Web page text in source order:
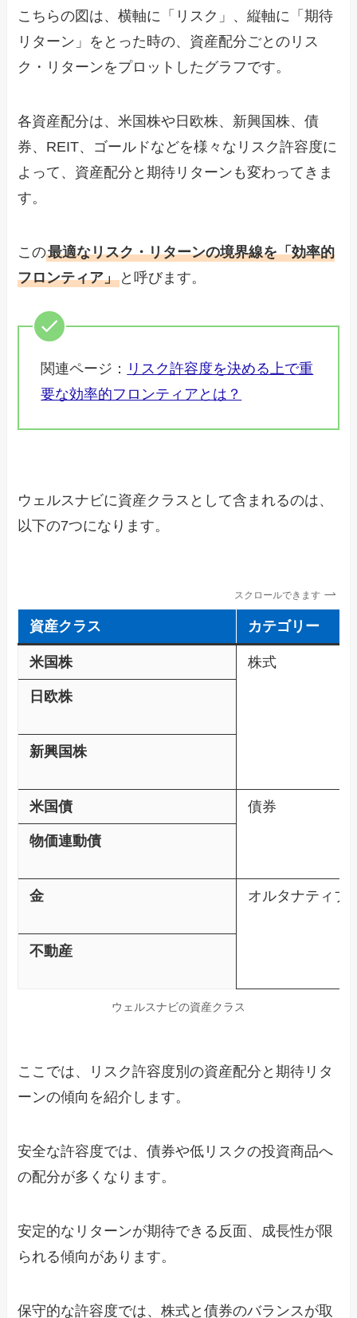
こちらの図は、横軸に「リスク」、縦軸に「期待
リターン」をとった時の、資産配分ごとのリス
ク・リターンをプロットしたグラフです。
各資産配分は、米国株や日欧株、新興国株、債
券、REIT、ゴールドなどを様々なリスク許容度に
よって、資産配分と期待リターンも変わってきま
す。
この最適なリスク・リターンの境界線を「効率的
フロンティア」 と呼びます。
関連ページ： リスク許容度を決める上で重
要な効率的フロンティアとは？
ウェルスナビに資産クラスとして含まれるのは、
以下の7つになります。
スクロールできます
資産クラス カテゴリー
米国株 株式
日欧株
新興国株
米国債 債券
物価連動債
金 オルタナティブ
不動産
ウェルスナビの資産クラス
ここでは、リスク許容度別の資産配分と期待リタ
ーンの傾向を紹介します。
安全な許容度では、債券や低リスクの投資商品へ
の配分が多くなります。
安定的なリターンが期待できる反面、成長性が限
られる傾向があります。
保守的な許容度では、株式と債券のバランスが取